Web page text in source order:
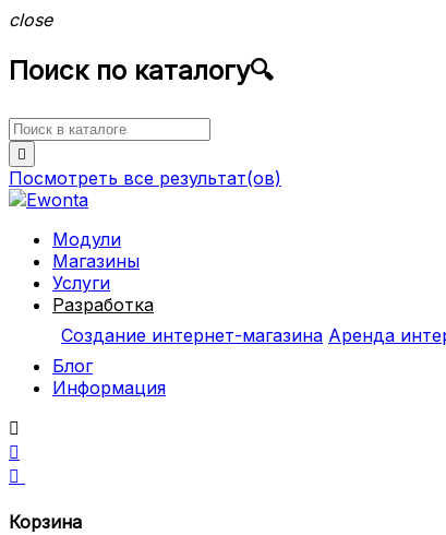
close
Поиск по каталогу🔍

Посмотреть все результат(ов)
Модули
Магазины
Услуги
Разработка
Создание интернет-магазина Аренда
Блог
Информация



Корзина